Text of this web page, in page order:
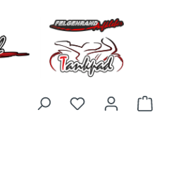
Du hast 0